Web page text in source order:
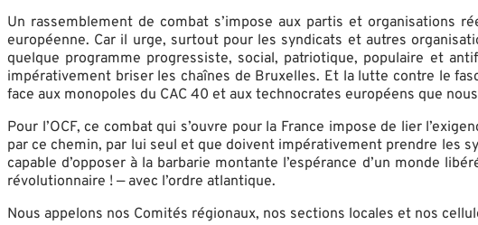
Un rassemblement de combat s’impose aux partis et organisations
européenne. Car il urge, surtout pour les syndicats et autres
quelque programme progressiste, social, patriotique, populaire et
impérativement briser les chaînes de Bruxelles. Et la lutte contre le
face aux monopoles du CAC 40 et aux technocrates européens que
Pour l’OCF, ce combat qui s’ouvre pour la France impose de lier
par ce chemin, par lui seul et que doivent impérativement prendre les
capable d’opposer à la barbarie montante l’espérance d’un monde
révolutionnaire ! — avec l’ordre atlantique.
Nous appelons nos Comités régionaux, nos sections locales et nos